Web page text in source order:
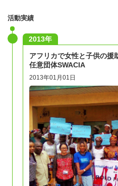
活動実績
2013年
アフリカで女性と子供の援
任意団体SWACIA
2013年01月01日